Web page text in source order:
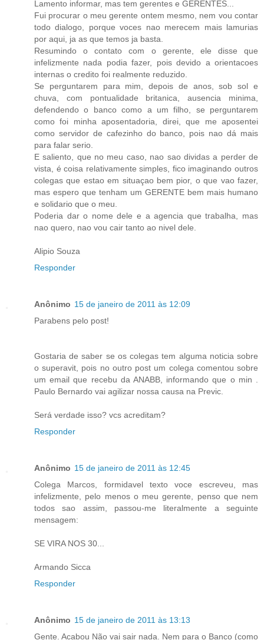
Lamento informar, mas tem gerentes e GERENTES...
Fui procurar o meu gerente ontem mesmo, nem vou contar
todo dialogo, porque voces nao merecem mais lamurias
por aqui, ja as que temos ja basta.
Resumindo o contato com o gerente, ele disse que
infelizmente nada podia fazer, pois devido a orientacoes
internas o credito foi realmente reduzido.
Se perguntarem para mim, depois de anos, sob sol e
chuva, com pontualidade britanica, ausencia minima,
defendendo o banco como a um filho, se perguntarem
como foi minha aposentadoria, direi, que me aposentei
como servidor de cafezinho do banco, pois nao dá mais
para falar serio.
E saliento, que no meu caso, nao sao dividas a perder de
vista, é coisa relativamente simples, fico imaginando outros
colegas que estao em situaçao bem pior, o que vao fazer,
mas espero que tenham um GERENTE bem mais humano
e solidario que o meu.
Poderia dar o nome dele e a agencia que trabalha, mas
nao quero, nao vou cair tanto ao nivel dele.
Alipio Souza
Responder
Anônimo 15 de janeiro de 2011 às 12:09
Parabens pelo post!
Gostaria de saber se os colegas tem alguma noticia sobre
o superavit, pois no outro post um colega comentou sobre
um email que recebu da ANABB, informando que o min .
Paulo Bernardo vai agilizar nossa causa na Previc.
Será verdade isso? vcs acreditam?
Responder
Anônimo 15 de janeiro de 2011 às 12:45
Colega Marcos, formidavel texto voce escreveu, mas
infelizmente, pelo menos o meu gerente, penso que nem
todos sao assim, passou-me literalmente a seguinte
mensagem:
SE VIRA NOS 30...
Armando Sicca
Responder
Anônimo 15 de janeiro de 2011 às 13:13
Gente. Acabou Não vai sair nada. Nem para o Banco (como